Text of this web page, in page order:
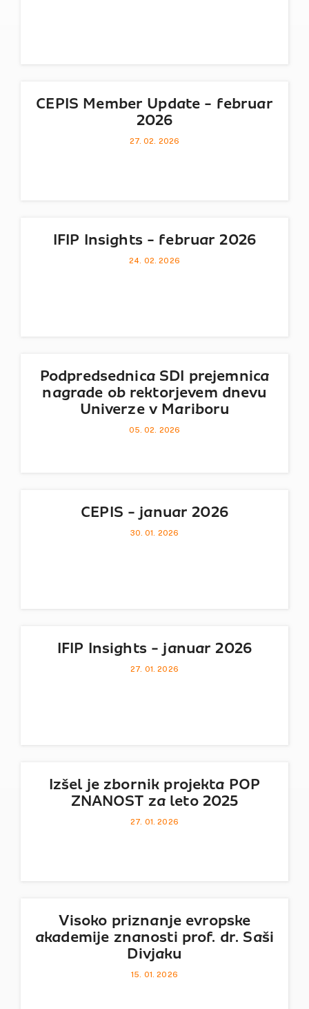
CEPIS Member Update - februar
2026
27. 02. 2026
IFIP Insights - februar 2026
24. 02. 2026
Podpredsednica SDI prejemnica
nagrade ob rektorjevem dnevu
Univerze v Mariboru
05. 02. 2026
CEPIS - januar 2026
30. 01. 2026
IFIP Insights - januar 2026
27. 01. 2026
Izšel je zbornik projekta POP
ZNANOST za leto 2025
27. 01. 2026
Visoko priznanje evropske
akademije znanosti prof. dr. Saši
Divjaku
15. 01. 2026